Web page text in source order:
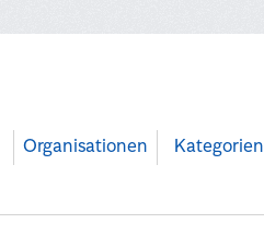
Organisationen Kategorien